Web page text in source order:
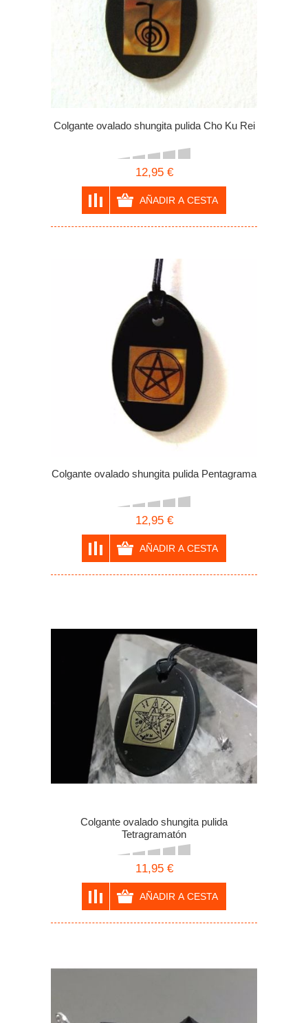
Colgante ovalado shungita pulida Cho Ku Rei
12,95 €
Colgante ovalado shungita pulida Pentagrama
12,95 €
Colgante ovalado shungita pulida
Tetragramatón
11,95 €